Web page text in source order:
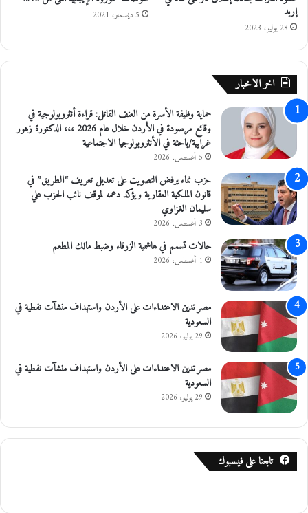
ي
اً
ل
ع
م
2
2
2
خ
ل
ي
م
ن
ا
ح
و
ا
د
ث
ا
ل
م
ر
و
ر
ي
إربد
28 يوليو، 2023
5 ديسمبر، 2021
اخر الاخبار
حماية وظيفة الأسرة من العنف القاتل: قراءة أنثروبولوجية في
وقائع مرصودة في الأردن خلال عام 2026 ،،، الدكتورة زهور
غرايبة/باحثة في الأنثروبولوجيا الاجتماعية
5 أغسطس، 2026
حزب نماء يرفض التصويت على تعديل تعريف “الطريق” في
قانون الملكية العقارية ويؤكد دعمه لموقف نائب الحزب علي
سليمان الغزاوي
3 أغسطس، 2026
حالات تسمم في هاشمية الزرقاء وضبط مالك المطعم
1 أغسطس، 2026
مصر تدين الاعتداءات على الأردن واستهداف منشآت نفطية في
السعودية
29 يوليو، 2026
مصر تدين الاعتداءات على الأردن واستهداف منشآت نفطية في
السعودية
29 يوليو، 2026
تابعنا على فيسبوك